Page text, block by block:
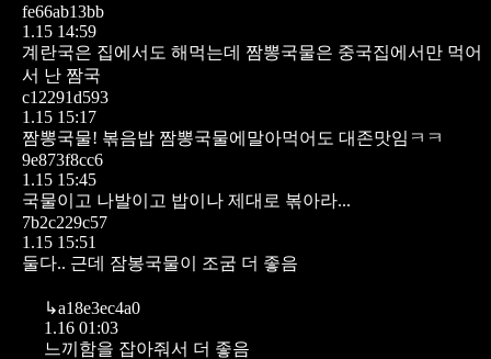
fe66ab13bb
1.15 14:59
계란국은 집에서도 해먹는데 짬뽕국물은 중국집에서만 먹어
서 난 짬국
c12291d593
1.15 15:17
짬뽕국물! 볶음밥 짬뽕국물에말아먹어도 대존맛임ㅋㅋ
9e873f8cc6
1.15 15:45
국물이고 나발이고 밥이나 제대로 볶아라...
7b2c229c57
1.15 15:51
둘다.. 근데 잠봉국물이 조굼 더 좋음
↳a18e3ec4a0
1.16 01:03
느끼함을 잡아줘서 더 좋음